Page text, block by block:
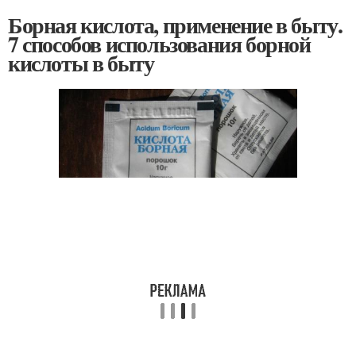
Борная кислота, применение в быту.
7 способов использования борной
кислоты в быту